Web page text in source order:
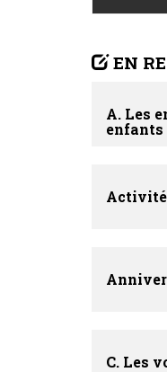
EN
A. Les
enfants
C. Les